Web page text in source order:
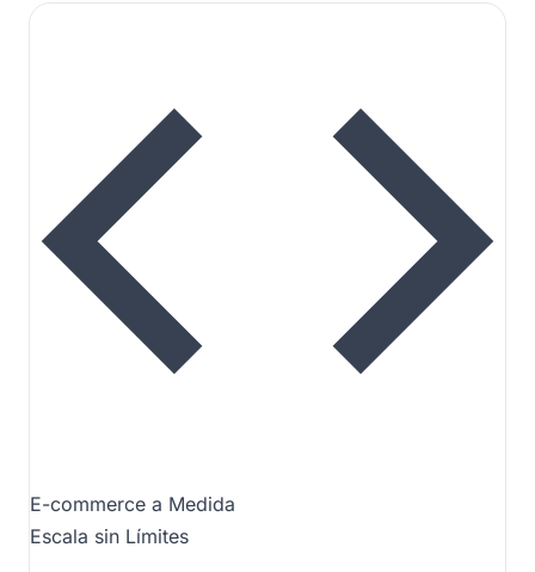
E-commerce a Medida
Escala sin Límites